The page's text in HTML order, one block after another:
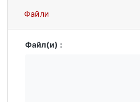
Файли
Файл(и) :